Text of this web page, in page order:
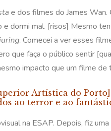
e dos filmes do James
e dormi mal. [risos] Mesmo
. Comecei a ver esses
que faça o público sentir
impacto que um filme
Artística do
ao terror e ao
na ESAP. Depois, fiz